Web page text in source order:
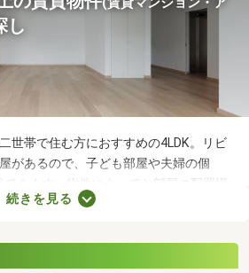
し
世帯で住む方におすすめの4LDK。リビ
があるので、子ども部屋や夫婦の個
できます。物件によってお部屋の配置場
に間取りをチェックすることがおすすめ
続きを見る